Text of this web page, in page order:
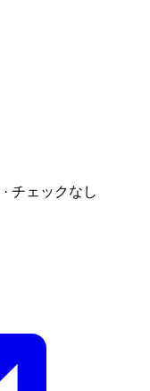
· チェックなし